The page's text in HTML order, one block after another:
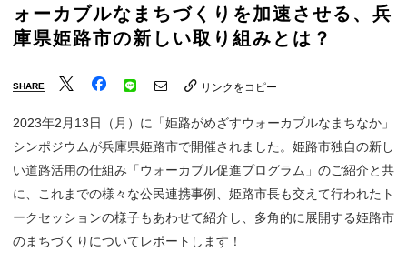
ォーカブルなまちづくりを加速させる、兵
庫県姫路市の新しい取り組みとは？
SHARE リンクをコピー
2023年2月13日（月）に「姫路がめざすウォーカブルなまちなか」
シンポジウムが兵庫県姫路市で開催されました。姫路市独自の新し
い道路活用の仕組み「ウォーカブル促進プログラム」のご紹介と共
に、これまでの様々な公民連携事例、姫路市長も交えて行われたト
ークセッションの様子もあわせて紹介し、多角的に展開する姫路市
のまちづくりについてレポートします！